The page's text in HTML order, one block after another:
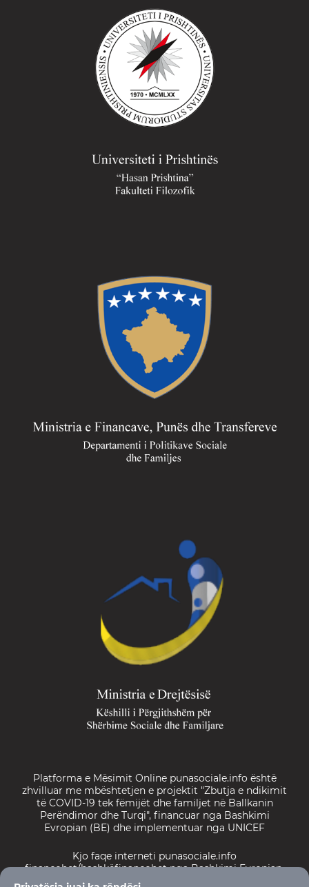
Platforma e Mësimit Online punasociale.info është
zhvilluar me mbështetjen e projektit "Zbutja e ndikimit
të COVID-19 tek fëmijët dhe familjet në Ballkanin
Perëndimor dhe Turqi", financuar nga Bashkimi
Evropian (BE) dhe implementuar nga UNICEF
Kjo faqe interneti punasociale.info
financohet/bashkëfinancohet nga Bashkimi Evropian.
Përmbajtja e saj është përgjegjësi e vetme e